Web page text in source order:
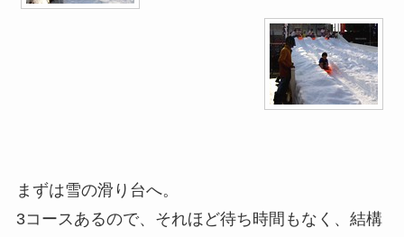
まずは雪の滑り台へ。
3コースあるので、それほど待ち時間もなく、結構